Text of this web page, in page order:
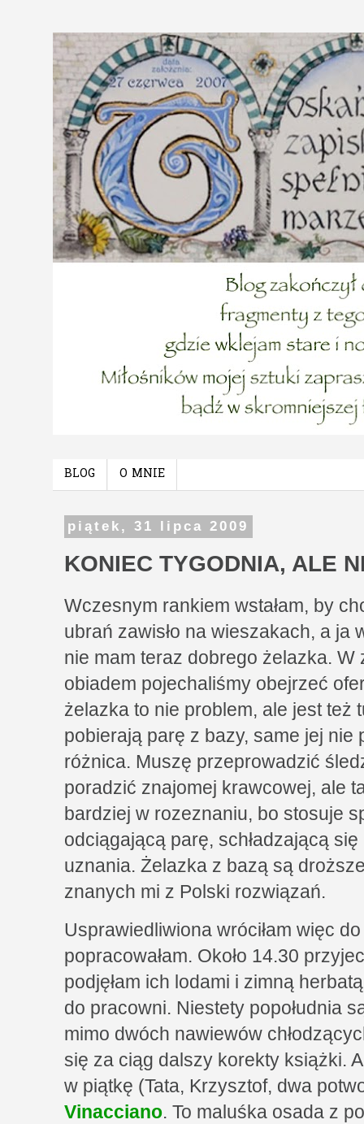
BLOG O MNIE
piątek, 31 lipca 2009
KONIEC TYGODNIA, ALE
Wczesnym rankiem wstałam, by
ubrań zawisło na wieszakach, a ja
nie mam teraz dobrego żelazka.
obiadem pojechaliśmy obejrzeć
żelazka to nie problem, ale jest też
pobierają parę z bazy, same jej
różnica. Muszę przeprowadzić
poradzić znajomej krawcowej, ale
bardziej w rozeznaniu, bo stosuje
odciągającą parę, schładzającą
uznania. Żelazka z bazą są
znanych mi z Polski rozwiązań.
Usprawiedliwiona wróciłam więc
popracowałam. Około 14.30
podjęłam ich lodami i zimną
do pracowni. Niestety popołudnia
mimo dwóch nawiewów
się za ciąg dalszy korekty książki.
w piątkę (Tata, Krzysztof, dwa
Vinacciano. To maluśka osada z